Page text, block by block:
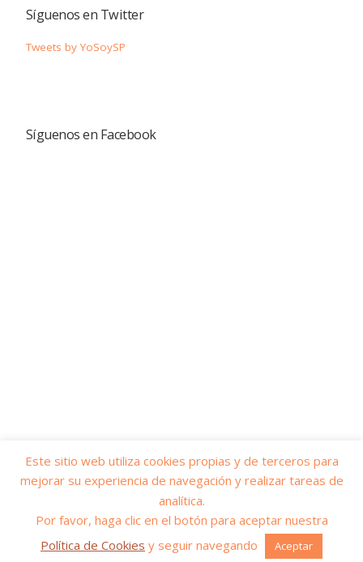
Síguenos en Twitter
Tweets by YoSoySP
Síguenos en Facebook
Yo soy servicios públicos– Todos los derechos reservados
Funciona conWP – Diseñado con elTema Customizr
Este sitio web utiliza cookies propias y de terceros para
mejorar su experiencia de navegación y realizar tareas de
analítica.
Por favor, haga clic en el botón para aceptar nuestra
Política de Cookies y seguir navegando Aceptar